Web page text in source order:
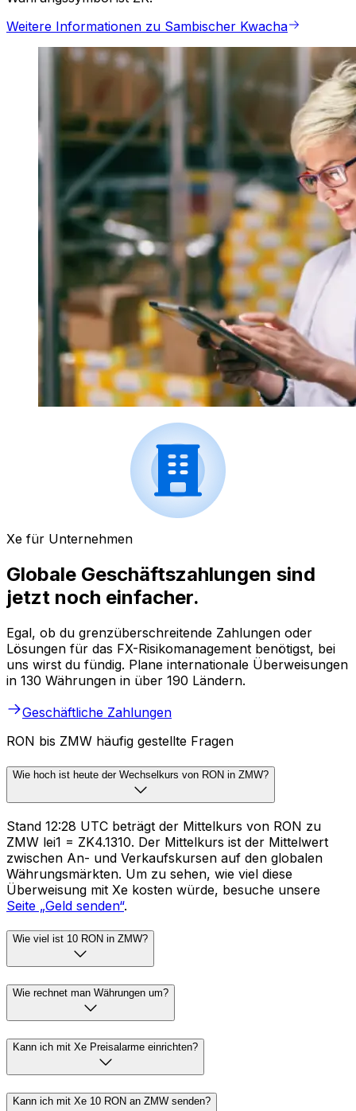
Weitere Informationen zu Sambischer Kwacha
Xe für Unternehmen
Globale Geschäftszahlungen sind
jetzt noch einfacher.
Egal, ob du grenzüberschreitende Zahlungen oder
Lösungen für das FX-Risikomanagement benötigst, bei
uns wirst du fündig. Plane internationale Überweisungen
in 130 Währungen in über 190 Ländern.
Geschäftliche Zahlungen
RON bis ZMW häufig gestellte Fragen
Wie hoch ist heute der Wechselkurs von RON in ZMW?
Stand 12:28 UTC beträgt der Mittelkurs von RON zu
ZMW lei1 = ZK4.1310. Der Mittelkurs ist der Mittelwert
zwischen An- und Verkaufskursen auf den globalen
Währungsmärkten. Um zu sehen, wie viel diese
Überweisung mit Xe kosten würde, besuche unsere
Seite „Geld senden“.
Wie viel ist 10 RON in ZMW?
Wie rechnet man Währungen um?
Kann ich mit Xe Preisalarme einrichten?
Kann ich mit Xe 10 RON an ZMW senden?